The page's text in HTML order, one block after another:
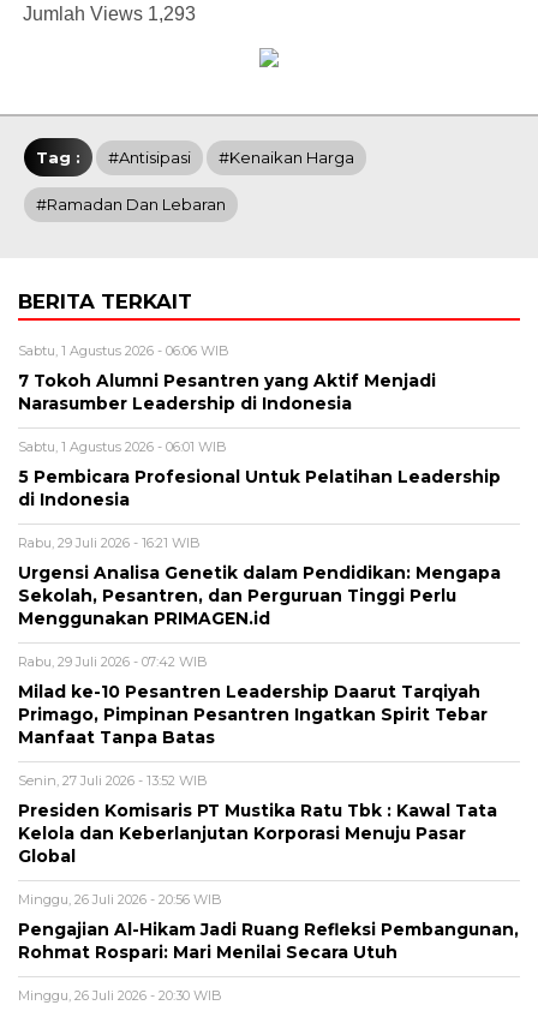
Jumlah Views 1,293
Tag : #Antisipasi #Kenaikan Harga
#Ramadan Dan Lebaran
BERITA TERKAIT
Sabtu, 1 Agustus 2026 - 06:06 WIB
7 Tokoh Alumni Pesantren yang Aktif Menjadi
Narasumber Leadership di Indonesia
Sabtu, 1 Agustus 2026 - 06:01 WIB
5 Pembicara Profesional Untuk Pelatihan Leadership
di Indonesia
Rabu, 29 Juli 2026 - 16:21 WIB
Urgensi Analisa Genetik dalam Pendidikan: Mengapa
Sekolah, Pesantren, dan Perguruan Tinggi Perlu
Menggunakan PRIMAGEN.id
Rabu, 29 Juli 2026 - 07:42 WIB
Milad ke-10 Pesantren Leadership Daarut Tarqiyah
Primago, Pimpinan Pesantren Ingatkan Spirit Tebar
Manfaat Tanpa Batas
Senin, 27 Juli 2026 - 13:52 WIB
Presiden Komisaris PT Mustika Ratu Tbk : Kawal Tata
Kelola dan Keberlanjutan Korporasi Menuju Pasar
Global
Minggu, 26 Juli 2026 - 20:56 WIB
Pengajian Al-Hikam Jadi Ruang Refleksi Pembangunan,
Rohmat Rospari: Mari Menilai Secara Utuh
Minggu, 26 Juli 2026 - 20:30 WIB